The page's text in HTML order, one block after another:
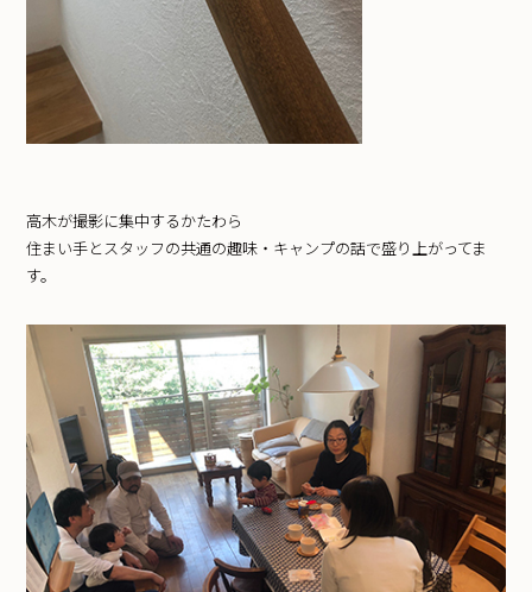
高木が撮影に集中するかたわら
住まい手とスタッフの共通の趣味・キャンプの話で盛り上がってま
す。